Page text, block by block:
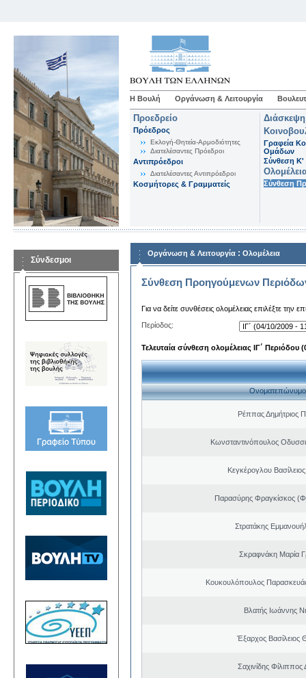
Η Βουλή Οργάνωση & Λειτουργία
Προεδρείο
Πρόεδρος
Εκλογή-Θητεία-Αρμοδιότητες
Διατελέσαντες Πρόεδροι
Αντιπρόεδροι
Διατελέσαντες Αντιπρόεδροι
Κοσμήτορες & Γραμματείς
Γραφεία
Ομάδων
Σύνθεση K'
Σύνθεση
Σύνδεσμοι
Οργάνωση & Λειτουργία : Ολομέλεια
Σύνθεση Προηγούμενων
Για να δείτε συνθέσεις ολομέλειας επιλέξτε την
Περίοδος:
Τελευταία σύνθεση ολομέλειας ΙΓ΄ Περιόδου
Ονοματεπώνυμο
Ρέππας Δημήτριος
Κωνσταντινόπουλος
Κεγκέρογλου
Παρασύρης Φραγκίσκος
Στρατάκης
Σκραφνάκη Μαρία
Κουκουλόπουλος
Βλατής Ιωάννης
Έξαρχος Βασίλειος
Σαχινίδης Φίλιππος